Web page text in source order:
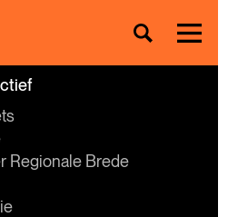
Regionale Brede